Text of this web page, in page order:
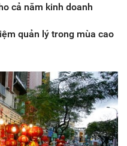
cả năm kinh doanh
quản lý trong mùa cao